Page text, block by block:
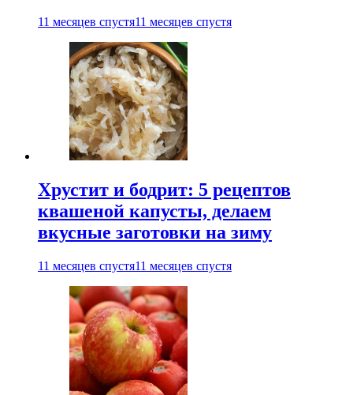
11 месяцев спустя11 месяцев спустя
Хрустит и бодрит: 5 рецептов
квашеной капусты, делаем
вкусные заготовки на зиму
11 месяцев спустя11 месяцев спустя